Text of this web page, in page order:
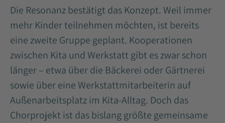
Die Resonanz bestätigt das Konzept. Weil immer
mehr Kinder teilnehmen möchten, ist bereits
eine zweite Gruppe geplant. Kooperationen
zwischen Kita und Werkstatt gibt es zwar schon
länger – etwa über die Bäckerei oder Gärtnerei
sowie über eine Werkstattmitarbeiterin auf
Außenarbeitsplatz im Kita-Alltag. Doch das
Chorprojekt ist das bislang größte gemeinsame